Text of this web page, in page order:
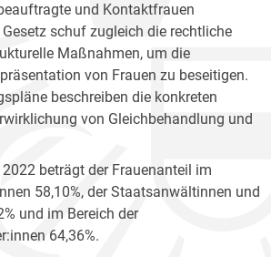
und Kontaktfrauen
schuf zugleich die rechtliche
Maßnahmen, um die
von Frauen zu beseitigen.
beschreiben die konkreten
von Gleichbehandlung und
beträgt der Frauenanteil im
58,10%, der Staatsanwältinnen und
und im Bereich der
64,36%.